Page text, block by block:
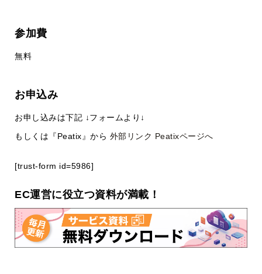
参加費
無料
お申込み
お申し込みは下記 ↓フォームより↓
もしくは『Peatix』から 外部リンク Peatixページへ
[trust-form id=5986]
EC運営に役立つ資料が満載！